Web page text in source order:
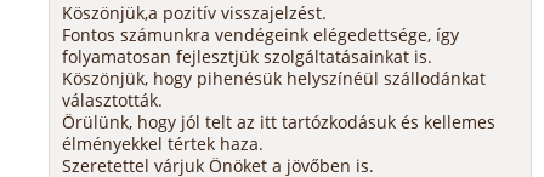
Köszönjük,a pozitív visszajelzést.
Fontos számunkra vendégeink elégedettsége, így
folyamatosan fejlesztjük szolgáltatásainkat is.
Köszönjük, hogy pihenésük helyszínéül szállodánkat
választották.
Örülünk, hogy jól telt az itt tartózkodásuk és kellemes
élményekkel tértek haza.
Szeretettel várjuk Önöket a jövőben is.